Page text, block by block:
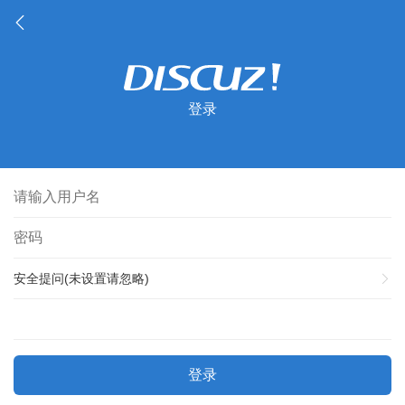
登录
安全提问(未设置请忽略)
登录